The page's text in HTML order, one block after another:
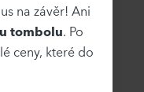
na závěr! Ani
tombolu. Po
ceny, které do